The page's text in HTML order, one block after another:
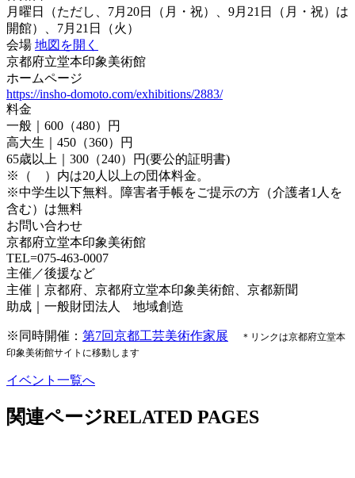
月曜日（ただし、7月20日（月・祝）、9月21日（月・祝）は
開館）、7月21日（火）
会場 地図を開く
京都府立堂本印象美術館
ホームページ
https://insho-domoto.com/exhibitions/2883/
料金
一般｜600（480）円
高大生｜450（360）円
65歳以上｜300（240）円(要公的証明書)
※（ ）内は20人以上の団体料金。
※中学生以下無料。障害者手帳をご提示の方（介護者1人を
含む）は無料
お問い合わせ
京都府立堂本印象美術館
TEL=075-463-0007
主催／後援など
主催｜京都府、京都府立堂本印象美術館、京都新聞
助成｜一般財団法人 地域創造
※同時開催： 第7回京都工芸美術作家展
＊リンクは京都府立堂本
印象美術館サイトに移動します
イベント一覧へ
関連ページRELATED PAGES